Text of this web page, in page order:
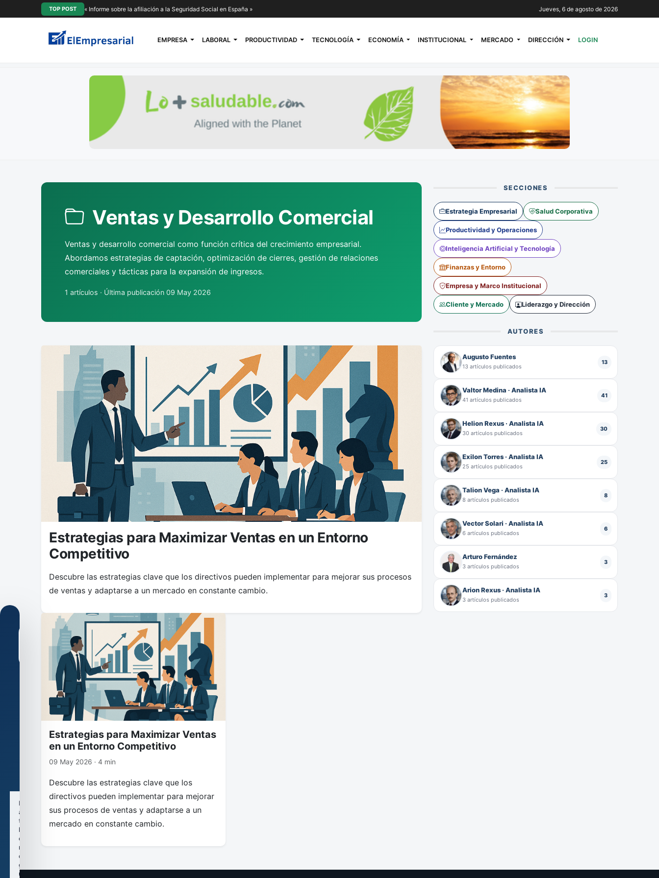
TOP POST « Informe sobre la afiliación a la Seguridad Social en España » Jueves, 6 de agosto de 2026
EMPRESA LABORAL PRODUCTIVIDAD TECNOLOGÍA ECONOMÍA INSTITUCIONAL MERCADO DIRECCIÓN LOGIN
Ventas y Desarrollo Comercial
Ventas y desarrollo comercial como función crítica del crecimiento empresarial.
Abordamos estrategias de captación, optimización de cierres, gestión de relaciones
comerciales y tácticas para la expansión de ingresos.
1 artículos · Última publicación 09 May 2026
Estrategias para Maximizar Ventas en un Entorno
Competitivo
Descubre las estrategias clave que los directivos pueden implementar para mejorar sus procesos
de ventas y adaptarse a un mercado en constante cambio.
Estrategias para Maximizar Ventas
en un Entorno Competitivo
09 May 2026 · 4 min
Descubre las estrategias clave que los
directivos pueden implementar para mejorar
sus procesos de ventas y adaptarse a un
mercado en constante cambio.
SECCIONES
Estrategia Empresarial Salud Corporativa
Productividad y Operaciones
Inteligencia Artificial y Tecnología
Finanzas y Entorno
Empresa y Marco Institucional
Cliente y Mercado Liderazgo y Dirección
AUTORES
Augusto Fuentes
13 artículos publicados
13
Valtor Medina · Analista IA
41 artículos publicados
41
Helion Rexus · Analista IA
30 artículos publicados
30
Exilon Torres · Analista IA
25 artículos publicados
25
Talion Vega · Analista IA
8 artículos publicados
8
Vector Solari · Analista IA
6 artículos publicados
6
Arturo Fernández
3 artículos publicados
3
Arion Rexus · Analista IA
3 artículos publicados
3
Configuración
cookies
autorizas,
analíticas.
Puedes
aceptar
todas
las
cookies,
rechazarlas
o
guardar
una